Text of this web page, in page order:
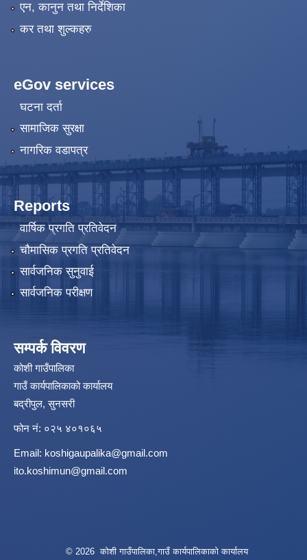
एन, कानुन तथा निर्देशिका
कर तथा शुल्कहरु
eGov services
घटना दर्ता
सामाजिक सुरक्षा
नागरिक वडापत्र
Reports
वार्षिक प्रगति प्रतिवेदन
चौमासिक प्रगति प्रतिवेदन
सार्वजनिक सुनुवाई
सार्वजनिक परीक्षण
सम्पर्क विवरण
कोशी गाउँपालिका
गाउँ कार्यपालिकाको कार्यालय
बद्रीपुल, सुनसरी
फोन नं: ०२५ ४०१०६५
Email: koshigaupalika@gmail.com
ito.koshimun@gmail.com
© 2026 कोशी गाउँपालिका,गाउँ कार्यपालिकाको कार्यालय